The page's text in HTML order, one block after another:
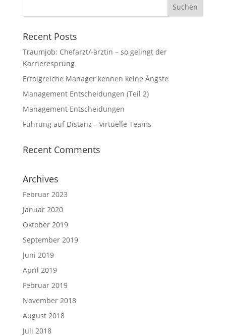
Recent Posts
Traumjob: Chefarzt/-ärztin – so gelingt der
Karrieresprung
Erfolgreiche Manager kennen keine Ängste
Management Entscheidungen (Teil 2)
Management Entscheidungen
Führung auf Distanz – virtuelle Teams
Recent Comments
Archives
Februar 2023
Januar 2020
Oktober 2019
September 2019
Juni 2019
April 2019
Februar 2019
November 2018
August 2018
Juli 2018